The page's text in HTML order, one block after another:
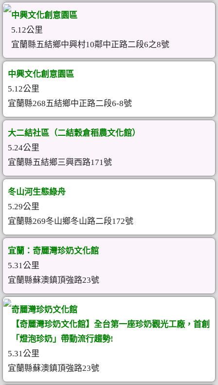
中興文化創意園區
5.12公里
宜蘭縣五結鄉中興村10鄰中正路二段6之8號
中興文化創意園區
5.12公里
宜蘭縣268五結鄉中正路二段6-8號
大二結社區（二結穀倉稻農文化館）
5.24公里
宜蘭縣五結鄉三興西路171號
冬山河生態綠舟
5.29公里
宜蘭縣269冬山鄉冬山路二段172號
宜蘭：奇麗灣珍奶文化館
5.31公里
宜蘭縣蘇澳鎮頂強路23號
奇麗灣珍奶文化館
【奇麗灣珍奶文化館】全台第一座珍奶觀光工廠，首創
「燈泡珍奶」帶動流行趨勢!
5.31公里
宜蘭縣蘇澳鎮頂強路23號